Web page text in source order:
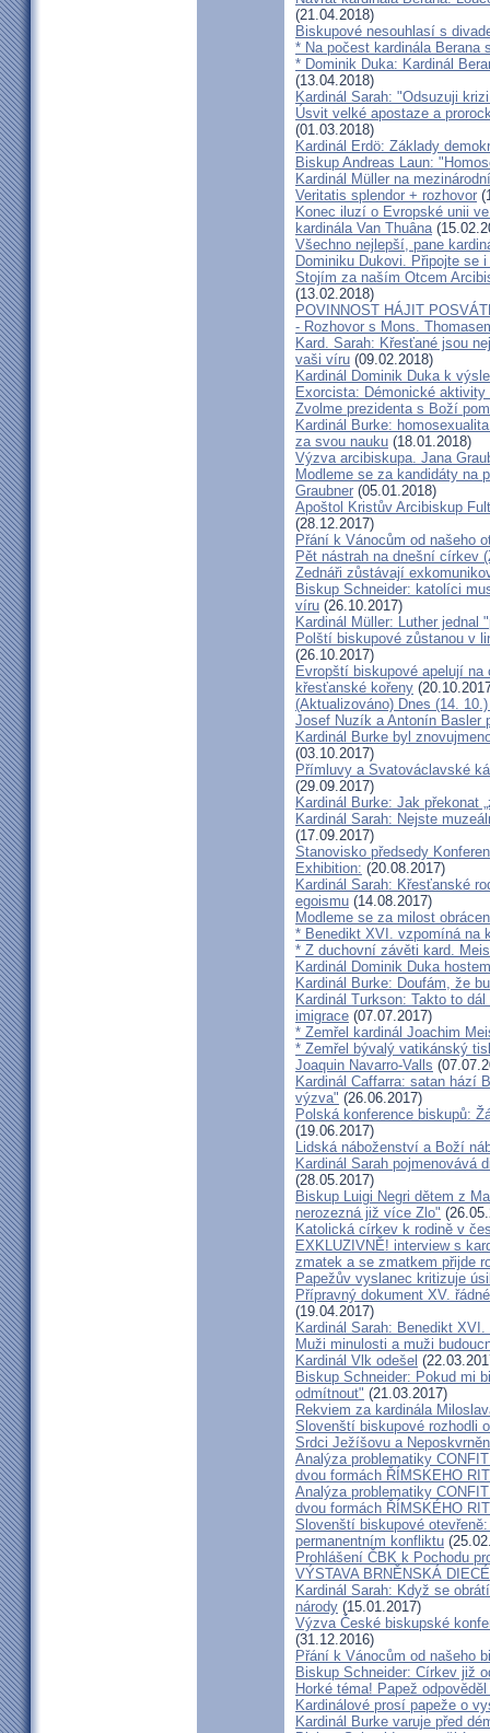
(21.04.2018)
Biskupové nesouhlasí s
* Na počest kardinála
* Dominik Duka: Kardinál
(13.04.2018)
Kardinál Sarah: "Odsuzuji
Úsvit velké apostaze a
(01.03.2018)
Kardinál Erdö: Základy
Biskup Andreas Laun:
Kardinál Müller na
Veritatis splendor + rozhovor
Konec iluzí o Evropské unii
kardinála Van Thuâna
Všechno nejlepší, pane
Dominiku Dukovi. Připojte se
Stojím za naším Otcem
(13.02.2018)
POVINNOST HÁJIT
- Rozhovor s Mons.
Kard. Sarah: Křesťané jsou
vaši víru (09.02.2018)
Kardinál Dominik Duka k
Exorcista: Démonické
Zvolme prezidenta s Boží
Kardinál Burke:
za svou nauku (18.01.2018)
Výzva arcibiskupa. Jana
Modleme se za kandidáty na
Graubner (05.01.2018)
Apoštol Kristův Arcibiskup
(28.12.2017)
Přání k Vánocům od našeho
Pět nástrah na dnešní církev
Zednáři zůstávají
Biskup Schneider: katolíci
víru (26.10.2017)
Kardinál Müller: Luther jednal
Polští biskupové zůstanou v
(26.10.2017)
Evropští biskupové apelují
křesťanské kořeny
(Aktualizováno) Dnes (14.
Josef Nuzík a Antonín Basler
Kardinál Burke byl
(03.10.2017)
Přímluvy a Svatováclavské
(29.09.2017)
Kardinál Burke: Jak překonat
Kardinál Sarah: Nejste
(17.09.2017)
Stanovisko předsedy
Exhibition: (20.08.2017)
Kardinál Sarah: Křesťanské
egoismu (14.08.2017)
Modleme se za milost
* Benedikt XVI. vzpomíná na
* Z duchovní závěti kard.
Kardinál Dominik Duka
Kardinál Burke: Doufám, že
Kardinál Turkson: Takto to
imigrace (07.07.2017)
* Zemřel kardinál Joachim
* Zemřel bývalý vatikánský
Joaquin Navarro-Valls
Kardinál Caffarra: satan hází
výzva" (26.06.2017)
Polská konference biskupů:
(19.06.2017)
Lidská náboženství a Boží
Kardinál Sarah pojmenovává
(28.05.2017)
Biskup Luigi Negri dětem z
nerozezná již více Zlo"
Katolická církev k rodině v
EXKLUZIVNĚ! interview s
zmatek a se zmatkem přijde
Papežův vyslanec kritizuje
Přípravný dokument XV.
(19.04.2017)
Kardinál Sarah: Benedikt
Muži minulosti a muži
Kardinál Vlk odešel
Biskup Schneider: Pokud mi
odmítnout" (21.03.2017)
Rekviem za kardinála
Slovenští biskupové rozhodli
Srdci Ježíšovu a
Analýza problematiky
dvou formách ŘÍMSKEHO
Analýza problematiky
dvou formách ŘÍMSKÉHO
Slovenští biskupové
permanentním konfliktu
Prohlášení ČBK k Pochodu
VÝSTAVA BRNĚNSKÁ
Kardinál Sarah: Když se
národy (15.01.2017)
Výzva České biskupské
(31.12.2016)
Přání k Vánocům od našeho
Biskup Schneider: Církev již
Horké téma! Papež
Kardinálové prosí papeže o
Kardinál Burke varuje před